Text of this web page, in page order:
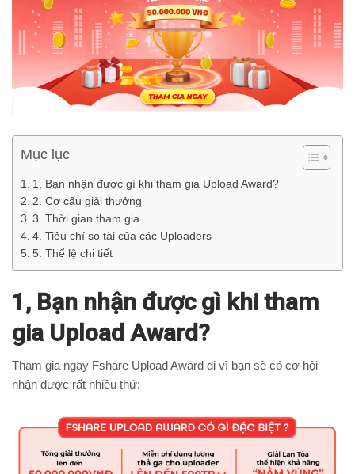
Mục lục
1, Bạn nhận được gì khi tham gia Upload Award?
2. Cơ cấu giải thưởng
3. Thời gian tham gia
4. Tiêu chí so tài của các Uploaders
5. Thể lệ chi tiết
1, Bạn nhận được gì khi tham
gia Upload Award?
Tham gia ngay Fshare Upload Award đi vì bạn sẽ có cơ hội
nhận được rất nhiều thứ: